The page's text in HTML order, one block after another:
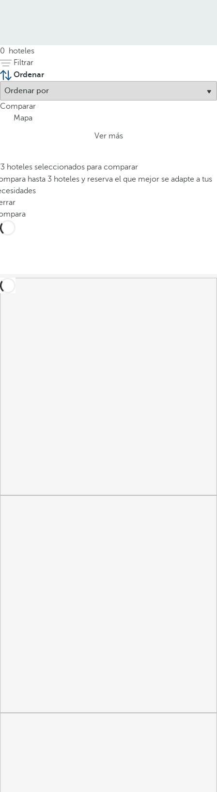
0
hoteles
Filtrar
Ordenar
Comparar
Mapa
Ver más
hoteles seleccionados para comparar
hasta 3 hoteles y reserva el que mejor se adapte a tus